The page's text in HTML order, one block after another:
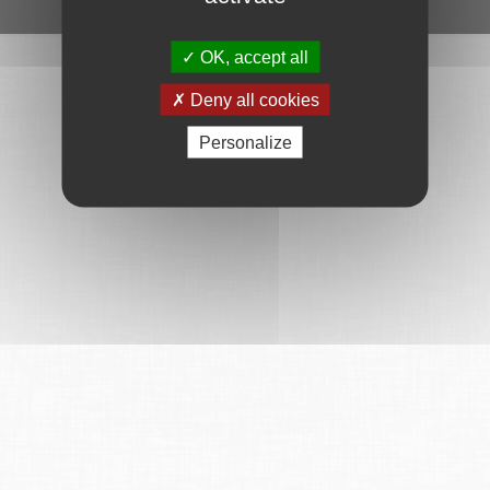
OK, accept all
Deny all cookies
Personalize
Ce service est proposé par